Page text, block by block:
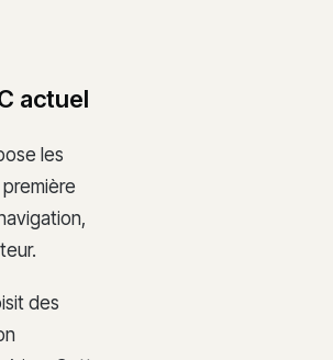
actuel
les
des